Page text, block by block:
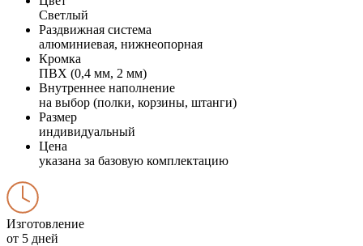
Светлый
Раздвижная система
алюминиевая, нижнеопорная
Кромка
ПВХ (0,4 мм, 2 мм)
Внутреннее наполнение
на выбор (полки, корзины, штанги)
Размер
индивидуальный
Цена
указана за базовую комплектацию
Изготовление
от 5 дней